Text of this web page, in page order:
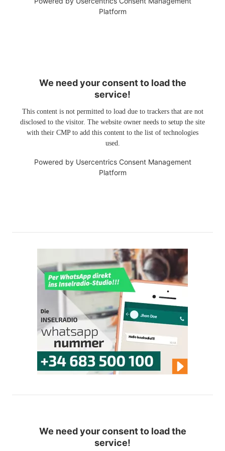
Platform
We need your consent to load the
service!
This content is not permitted to load due to trackers that are not
disclosed to the visitor. The website owner needs to setup the site
with their CMP to add this content to the list of technologies
used.
Powered by Usercentrics Consent Management
Platform
We need your consent to load the
service!